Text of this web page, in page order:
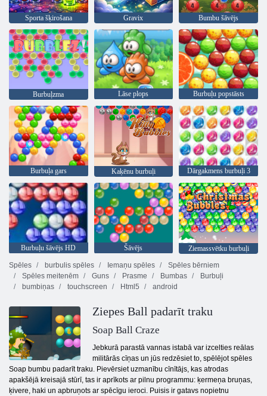
Sporta šķirošana Gravix Bumbu šāvējs
Burbuļzma Lāse plops Burbuļu popstāsts
Burbuļa gars Kaķēnu burbuļi Dārgakmens burbuļi 3
Burbuļu šāvējs HD Šāvējs
Ziemassvētku burbuļi
Spēles
burbulis spēles Iemaņu spēles
Spēles bērniem
Spēles meitenēm
Guns Prasme Bumbas
Burbuļi
bumbiņas
touchscreen Html5 android
Ziepes Ball padarīt traku
Soap Ball Craze
Jebkurā parastā vannas istabā var izcelties reālas
militārās cīņas un jūs redzēsiet to, spēlējot spēles
Soap bumbu padarīt traku. Pievērsiet uzmanību cīnītājs, kas atrodas
apakšējā kreisajā stūrī, tas ir aprīkots ar pilnu programmu: ķermeņa bruņas,
ķivere, haki un apbruņots ar spēcīgu ieroci. Puisis ir gatavs nopietnu